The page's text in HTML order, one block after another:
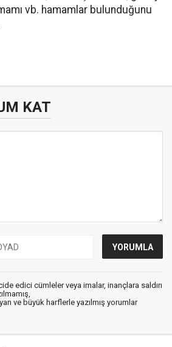
vb. hamamlar bulunduğunu
KAT
edici cümleler veya imalar, inançlara saldırı
ve büyük harflerle yazılmış yorumlar